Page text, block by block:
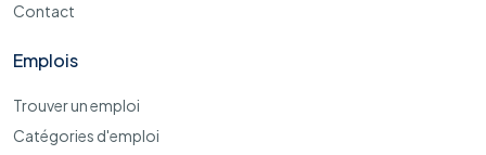
Contact
Emplois
Trouver un emploi
Catégories d'emploi